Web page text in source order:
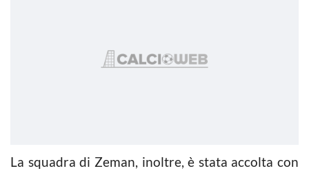
La squadra di Zeman, inoltre, è stata accolta con